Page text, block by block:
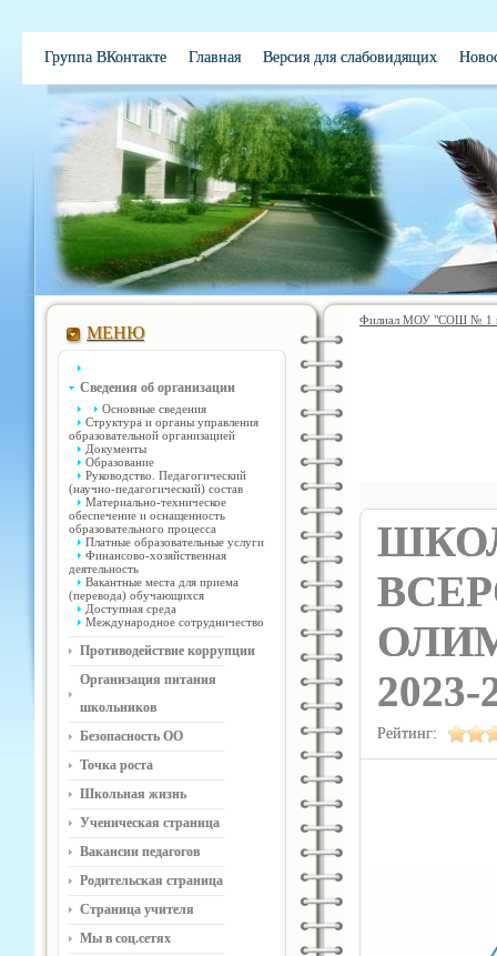
Группа ВКонтакте Главная Версия для слабовидящих
Электронная школа Обратная связь Вакансии Контакты
МЕНЮ
Сведения об организации
Основные сведения
Структура и органы управления
образовательной организацией
Документы
Образование
Руководство. Педагогический
(научно-педагогический) состав
Материально-техническое
обеспечение и оснащенность
образовательного процесса
Платные образовательные услуги
Финансово-хозяйственная
деятельность
Вакантные места для приема
(перевода) обучающихся
Доступная среда
Международное сотрудничество
Противодействие коррупции
Организация питания
школьников
Безопасность ОО
Точка роста
Школьная жизнь
Ученическая страница
Вакансии педагогов
Родительская страница
Страница учителя
Мы в соц.сетях
Филиал МОУ "СОШ № 1
Рейтинг: